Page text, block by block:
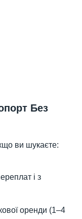
Без
ви шукаєте:
і з
оренди (1–4